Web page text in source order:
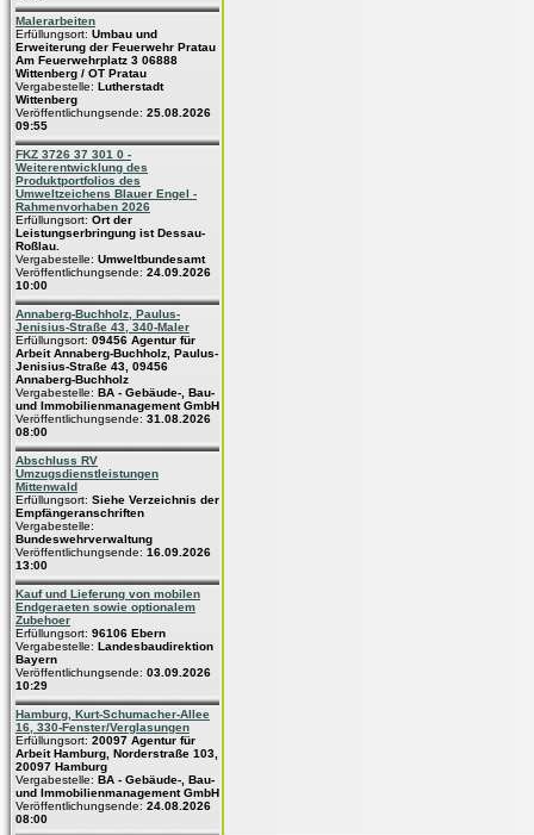
Malerarbeiten
Erfüllungsort: Umbau und
Erweiterung der Feuerwehr Pratau
Am Feuerwehrplatz 3 06888
Wittenberg / OT Pratau
Vergabestelle: Lutherstadt
Wittenberg
Veröffentlichungsende: 25.08.2026
09:55
FKZ 3726 37 301 0 -
Weiterentwicklung des
Produktportfolios des
Umweltzeichens Blauer Engel -
Rahmenvorhaben 2026
Erfüllungsort: Ort der
Leistungserbringung ist Dessau-
Roßlau.
Vergabestelle: Umweltbundesamt
Veröffentlichungsende: 24.09.2026
10:00
Annaberg-Buchholz, Paulus-
Jenisius-Straße 43, 340-Maler
Erfüllungsort: 09456 Agentur für
Arbeit Annaberg-Buchholz, Paulus-
Jenisius-Straße 43, 09456
Annaberg-Buchholz
Vergabestelle: BA - Gebäude-, Bau-
und Immobilienmanagement GmbH
Veröffentlichungsende: 31.08.2026
08:00
Abschluss RV
Umzugsdienstleistungen
Mittenwald
Erfüllungsort: Siehe Verzeichnis der
Empfängeranschriften
Vergabestelle:
Bundeswehrverwaltung
Veröffentlichungsende: 16.09.2026
13:00
Kauf und Lieferung von mobilen
Endgeraeten sowie optionalem
Zubehoer
Erfüllungsort: 96106 Ebern
Vergabestelle: Landesbaudirektion
Bayern
Veröffentlichungsende: 03.09.2026
10:29
Hamburg, Kurt-Schumacher-Allee
16, 330-Fenster/Verglasungen
Erfüllungsort: 20097 Agentur für
Arbeit Hamburg, Norderstraße 103,
20097 Hamburg
Vergabestelle: BA - Gebäude-, Bau-
und Immobilienmanagement GmbH
Veröffentlichungsende: 24.08.2026
08:00